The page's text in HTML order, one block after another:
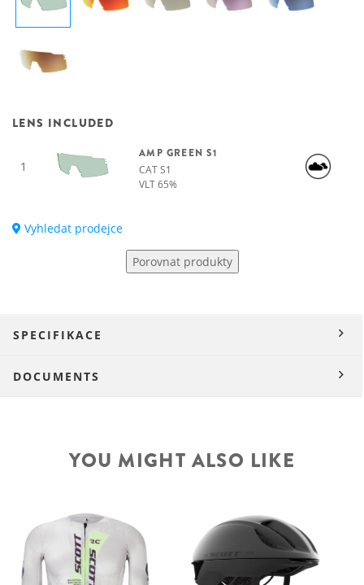
LENS INCLUDED
1
AMP GREEN S1
CAT S1
VLT 65%
Vyhledat prodejce
Porovnat produkty
SPECIFIKACE
DOCUMENTS
YOU MIGHT ALSO LIKE